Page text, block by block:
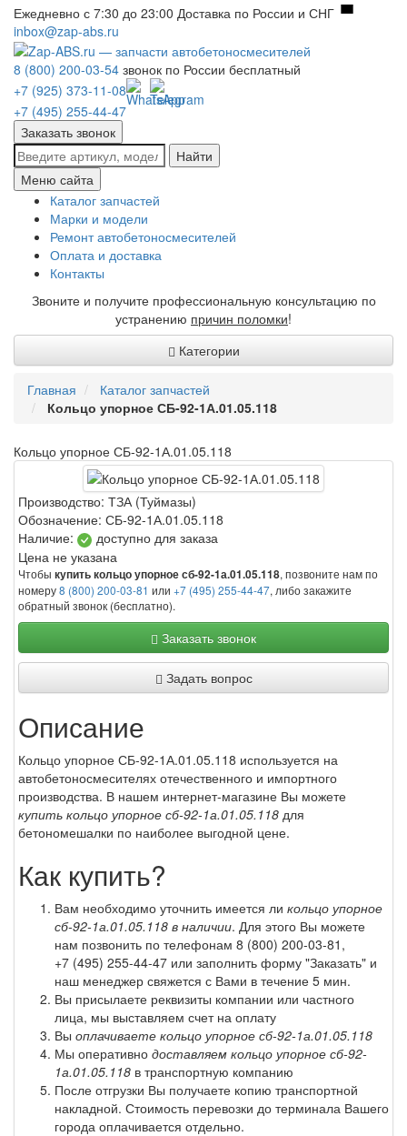
Ежедневно с 7:30 до 23:00 Доставка по России и СНГ
inbox@zap-abs.ru
8 (800) 200-03-54 звонок по России бесплатный
+7 (925) 373-11-08
+7 (495) 255-44-47
Заказать звонок
Найти
Меню сайта
Каталог запчастей
Марки и модели
Ремонт автобетоносмесителей
Оплата и доставка
Контакты
Звоните и получите профессиональную консультацию по
устранению причин поломки!
Категории
Главная
Каталог запчастей
Кольцо упорное СБ-92-1А.01.05.118
Кольцо упорное СБ-92-1А.01.05.118
Производство: ТЗА (Туймазы)
Обозначение: СБ-92-1А.01.05.118
Наличие:
доступно для заказа
Цена не указана
Чтобы купить кольцо упорное сб-92-1а.01.05.118, позвоните нам по
номеру8 (800) 200-03-81 или +7 (495) 255-44-47, либо закажите
обратный звонок (бесплатно).
Заказать звонок
Задать вопрос
Описание
Кольцо упорное СБ-92-1А.01.05.118 используется на
автобетоносмесителях отечественного и импортного
производства. В нашем интернет-магазине Вы можете
купить кольцо упорное сб-92-1а.01.05.118 для
бетономешалки по наиболее выгодной цене.
Как купить?
Вам необходимо уточнить имеется ли кольцо упорное
сб-92-1а.01.05.118 в наличии. Для этого Вы можете
нам позвонить по телефонам 8 (800) 200-03-81 ,
+7 (495) 255-44-47 или заполнить форму "Заказать" и
наш менеджер свяжется с Вами в течение 5 мин.
Вы присылаете реквизиты компании или частного
лица, мы выставляем счет на оплату
Вы оплачиваете кольцо упорное сб-92-1а.01.05.118
Мы оперативно доставляем кольцо упорное сб-92-
1а.01.05.118 в транспортную компанию
После отгрузки Вы получаете копию транспортной
накладной. Стоимость перевозки до терминала Вашего
города оплачивается отдельно.